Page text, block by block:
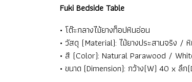
Fuki Bedside Table
• โต๊ะกลางไม้ยางท็อปหินอ่อน
• วัสดุ (Material): ไม้ยางประสานจริง /
• สี (Color): Natural Parawood /
• ขนาด (Dimension): กว้าง(W) 40 x ลึ